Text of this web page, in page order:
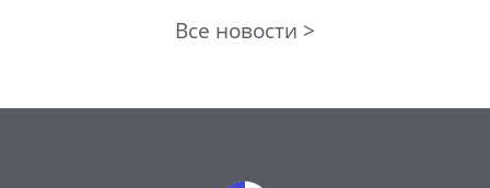
Все новости >